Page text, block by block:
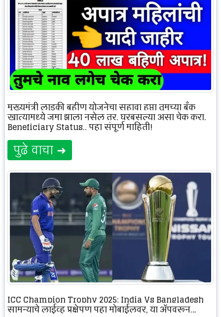
मुख्यमंत्री लाडकी बहीण योजनेचा सहावा हप्ता तुमच्या बँक
खात्यामध्ये जमा झाला नसेल तर, घरबसल्या असा चेक करा.
Beneficiary Status.. पहा संपूर्ण माहिती!
पुढे वाचा ➜
ICC Champion Trophy 2025: India Vs Bangladesh
सामन्याचे लाईव्ह प्रक्षेपण पहा मोबाईलवर, या ॲपवरून…